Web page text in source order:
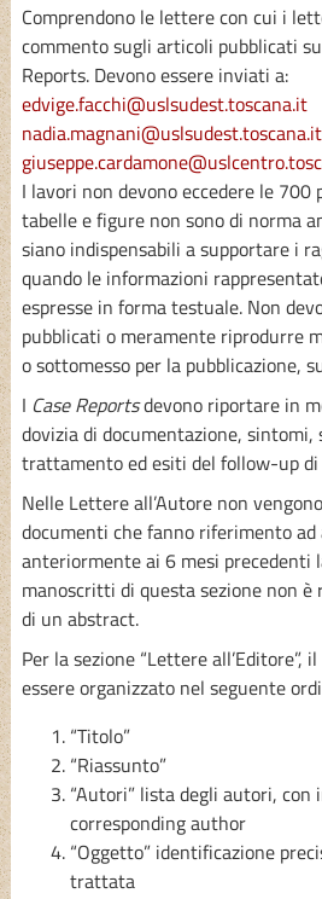
Comprendono le lettere con cui i
commento sugli articoli pubblicati
Reports. Devono essere inviati a:
edvige.facchi@uslsudest.toscana.it
nadia.magnani@uslsudest.toscana.it
I lavori non devono eccedere le
tabelle e figure non sono di norma
siano indispensabili a supportare i
quando le informazioni
espresse in forma testuale. Non
pubblicati o meramente riprodurre
o sottomesso per la pubblicazione,
I Case Reportsdevono riportare in
dovizia di documentazione, sintomi,
trattamento ed esiti del follow-up di
Nelle Lettere all’Autore non
documenti che fanno riferimento
anteriormente ai 6 mesi precedenti
manoscritti di questa sezione non è
di un abstract.
Per la sezione “Lettere all’Editore”,
essere organizzato nel seguente
“Titolo”
“Riassunto”
“Autori” lista degli autori, con
corresponding author
“Oggetto” identificazione
trattata